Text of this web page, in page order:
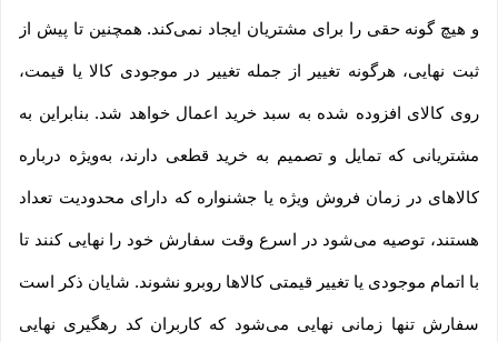
و هیچ گونه حقی را برای مشتریان ایجاد نمی‌کند. همچنین تا پیش از
ثبت نهایی، هرگونه تغییر از جمله تغییر در موجودی کالا یا قیمت،
روی کالای افزوده شده به سبد خرید اعمال خواهد شد. بنابراین به
مشتریانی که تمایل و تصمیم به خرید قطعی دارند، به‌ویژه درباره
کالاهای در زمان فروش ویژه یا جشنواره که دارای محدودیت تعداد
هستند، توصیه می‌شود در اسرع وقت سفارش خود را نهایی کنند تا
با اتمام موجودی یا تغییر قیمتی کالاها روبرو نشوند. شایان ذکر است
سفارش تنها زمانی نهایی می‌شود که کاربران کد رهگیری نهایی